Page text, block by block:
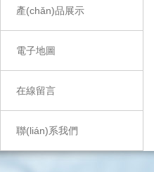
產(chǎn)品展示
電子地圖
在線留言
聯(lián)系我們